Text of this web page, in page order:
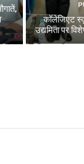
कॉलेजिएट
उद्यमिता पर